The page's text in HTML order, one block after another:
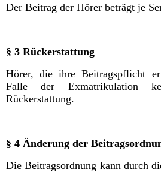
Der Beitrag der Hörer beträgt je
§ 3 Rückerstattung
Hörer, die ihre Beitragspflicht
Falle der Exmatrikulation
Rückerstattung.
§ 4 Änderung der
Die Beitragsordnung kann durch